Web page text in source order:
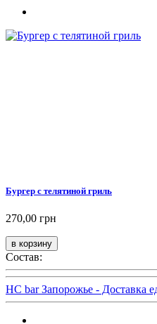
Бургер с телятиной гриль
270,00 грн
Состав:
HC bar Запорожье - Доставка